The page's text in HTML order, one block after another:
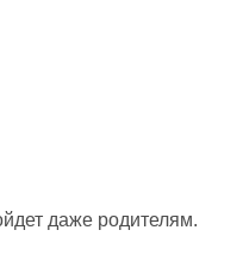
даже родителям.